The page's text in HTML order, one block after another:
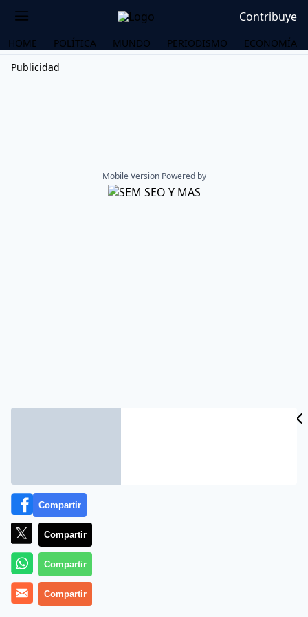
Contribuye
HOME POLÍTICA MUNDO PERIODISMO
ECONOMÍA
Publicidad
Mobile Version Powered by
Compartir
Compartir
Compartir
Compartir